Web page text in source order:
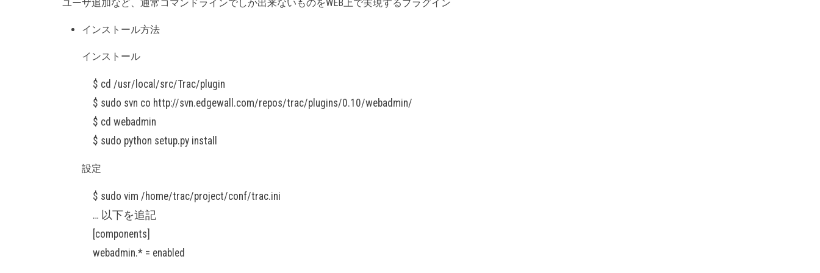
ユーザ追加など、通常コマンドラインでしか出来ないものをWEB上で実現するプラグイン
インストール方法
インストール
$ cd /usr/local/src/Trac/plugin
$ sudo svn co http://svn.edgewall.com/repos/trac/plugins/0.10/webadmin/
$ cd webadmin
$ sudo python setup.py install
設定
$ sudo vim /home/trac/project/conf/trac.ini
… 以下を追記
[components]
webadmin.* = enabled